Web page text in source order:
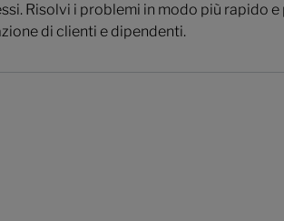
Risolvi i problemi in modo più rapido e
di clienti e dipendenti.